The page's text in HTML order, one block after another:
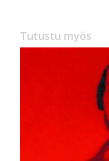
Tutustu myös